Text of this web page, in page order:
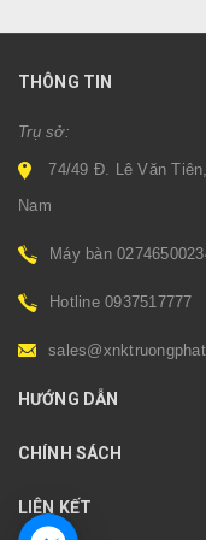
THÔNG TIN
Trụ sở:
74/49 Đ. Lê Văn
Nam
Máy bàn
Hotline 0937517777
HƯỚNG DẪN
CHÍNH SÁCH
LIÊN KẾT